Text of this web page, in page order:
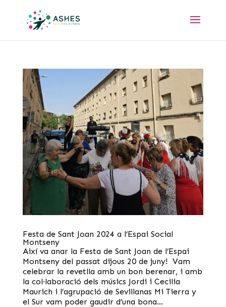
Festa de Sant Joan 2024 a l’Espai Social
Montseny
Així va anar la Festa de Sant Joan de l’Espai
Montseny del passat dijous 20 de juny! Vam
celebrar la revetlla amb un bon berenar, i amb
la col·laboració dels músics Jordi i Cecilia
Maurich i l’agrupació de Sevillanas Mi Tierra y
el Sur vam poder gaudir d’una bona...